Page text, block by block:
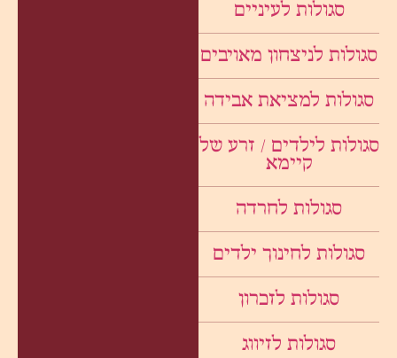
סגולות לעיניים
סגולות לניצחון מאויבים
סגולות למציאת אבידה
סגולות לילדים / זרע של
קיימא
סגולות לחרדה
סגולות לחינוך ילדים
סגולות לזכרון
סגולות לזיווג